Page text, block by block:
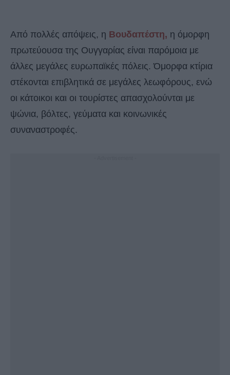
Από πολλές απόψεις, η Βουδαπέστη, η όμορφη
πρωτεύουσα της Ουγγαρίας είναι παρόμοια με
άλλες μεγάλες ευρωπαϊκές πόλεις. Όμορφα κτίρια
στέκονται επιβλητικά σε μεγάλες λεωφόρους, ενώ
οι κάτοικοι και οι τουρίστες απασχολούνται με
ψώνια, βόλτες, γεύματα και κοινωνικές
συναναστροφές.